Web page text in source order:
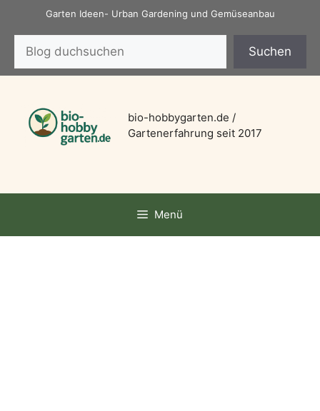
springen
Garten Ideen- Urban Gardening und Gemüseanbau
Suchen
bio-hobbygarten.de /
Gartenerfahrung seit 2017
Menü